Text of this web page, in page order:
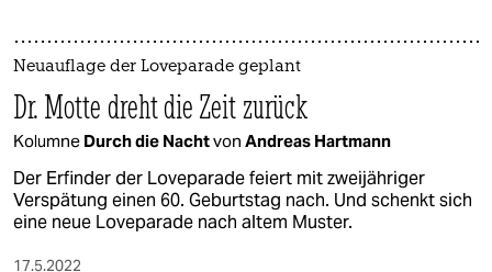
Neuauflage der Loveparade geplant
Dr. Motte dreht die Zeit zurück
Kolumne Durch die Nachtvon Andreas Hartmann
Der Erfinder der Loveparade feiert mit zweijähriger
Verspätung einen 60. Geburtstag nach. Und schenkt sich
eine neue Loveparade nach altem Muster.
17.5.2022